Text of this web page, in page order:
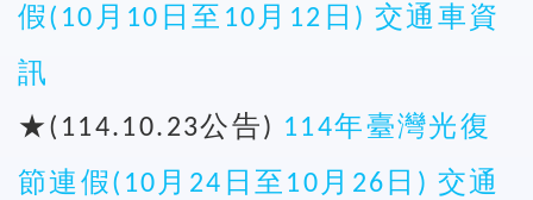
假 (10 月 10 日至 10 月 12 日 ) 交通車資
訊
★ (114.10.23公告 ) 114年臺灣光復
節連假 (10 月 24 日至 10 月 26 日 ) 交通